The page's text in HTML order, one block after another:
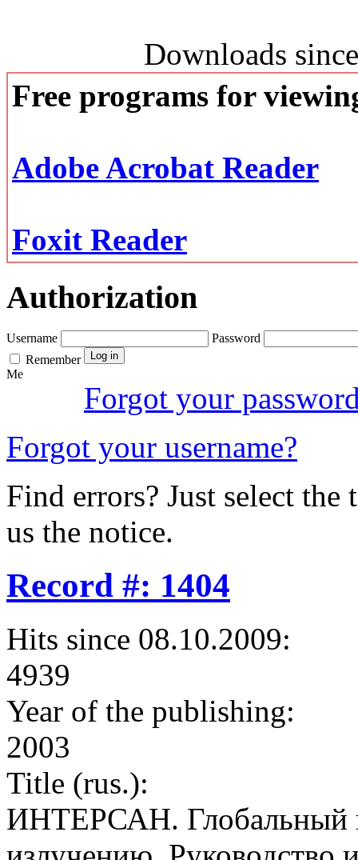
Downloads
Free programs for
Adobe Acrobat Reader
Foxit Reader
Authorization
Username
Password
Remember
Me
Forgot your
Forgot your username?
Find errors? Just select
us the notice.
Record #: 1404
Hits since 08.10.2009:
4939
Year of the publishing:
2003
Title (rus.):
ИНТЕРСАН. Глобальный